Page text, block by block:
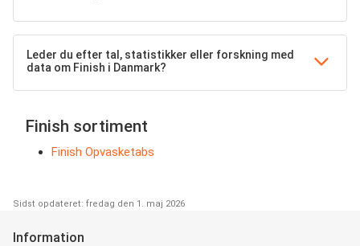
Leder du efter tal, statistikker eller forskning med
data om Finish i Danmark?
Finish sortiment
Finish Opvasketabs
Sidst opdateret: fredag den 1. maj 2026
Information